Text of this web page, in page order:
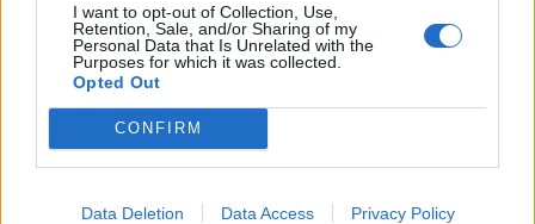
I want to opt-out of Collection, Use,
Retention, Sale, and/or Sharing of my
Personal Data that Is Unrelated with the
Purposes for which it was collected.
Opted Out
CONFIRM
Data Deletion Data Access Privacy Policy
Mobyt, tra i principali business provider di soluzioni professionali per
la comunicazione mobile, e Nexi, la società di riferimento nei
pagamenti digitali in Italia, hanno stretto una partnership strategica
per supportare i Mobile Payment via SMS. L’accordo prevede che la